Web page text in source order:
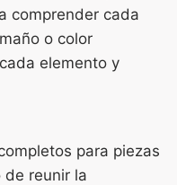
comprender cada
o color
elemento y
para piezas
de reunir la